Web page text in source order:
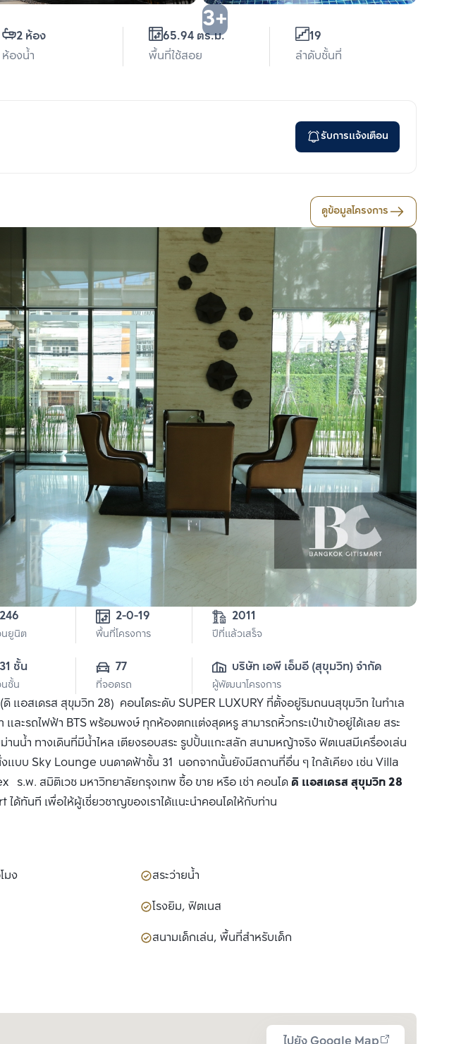
3+
2 ห้อง
ห้องน้ำ
65.94 ตร.ม.
พื้นที่ใช้สอย
19
ลำดับชั้นที่
รับการแจ้งเตือน
ดูข้อมูลโครงการ
246
ยูนิต พื้นที่โครงการ
2011
ปีที่แล้วเสร็จ
31 ชั้น
ชั้น
77
ที่จอดรถ
บริษัท เอพี เอ็มอี (สุขุมวิท) จำกัด
ผู้พัฒนาโครงการ
(ดิ แอสเดรส สุขุมวิท 28) คอนโดระดับ SUPER LUXURY ที่ตั้งอยู่ริมถนนสุขุมวิท ในทำเล
ะรถไฟฟ้า BTS พร้อมพงษ์ ทุกห้องตกแต่งสุดหรู สามารถหิ้วกระเป๋าเข้าอยู่ได้เลย สระ
านน้ำ ทางเดินที่มีน้ำไหล เตียงรอบสระ รูปปั้นแกะสลัก สนามหญ้าจริง ฟิตเนสมีเครื่องเล่น
แบบ Sky Lounge บนดาดฟ้าชั้น 31 นอกจากนั้นยังมีสถานที่อื่น ๆ ใกล้เคียง เช่น Villa
.พ. สมิติเวช มหาวิทยาลัยกรุงเทพ ซื้อ ขาย หรือ เช่า คอนโดดิ แอสเดรส สุขุมวิท 28
ด้ทันที เพื่อให้ผู้เชี่ยวชาญของเราได้แนะนำคอนโดให้กับท่าน
มง
สระว่ายน้ำ
โรงยิม, ฟิตเนส
สนามเด็กเล่น, พื้นที่สำหรับเด็ก